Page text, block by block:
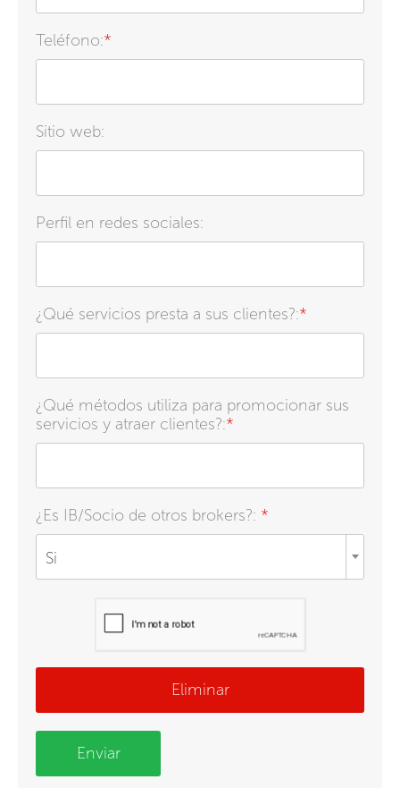
Teléfono:*
Sitio web:
Perfil en redes sociales:
¿Qué servicios presta a sus clientes?:*
¿Qué métodos utiliza para promocionar sus
servicios y atraer clientes?:*
¿Es IB/Socio de otros brokers?: *
Si
Eliminar
Enviar